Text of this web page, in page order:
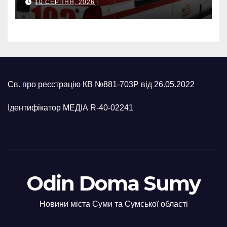
п’ятеро поранених
10 СЕРПНЯ, 2026
Св. про реєстрацію КВ №881-703Р від 26.05.2022
Ідентифікатор МЕДІА R-40-02241
Odin Doma Sumy
Новини міста Суми та Сумської області